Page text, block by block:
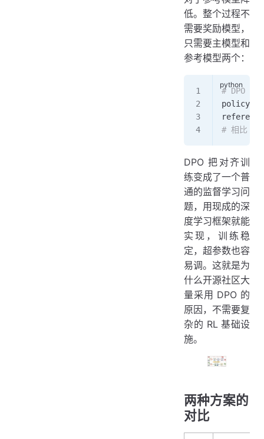
低。整个过程不
需要奖励模型，
只需要主模型和
参考模型两个：
# DPO 训
# 相比
DPO 把对齐训
练变成了一个普
通的监督学习问
题，用现成的深
度学习框架就能
实现，训练稳
定，超参数也容
易调。这就是为
什么开源社区大
量采用 DPO 的
原因，不需要复
杂的 RL 基础设
施。
两种方案的
对比